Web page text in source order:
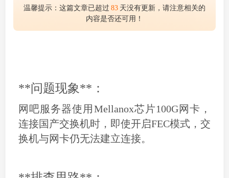
温馨提示：这篇文章已超过 83 天没有更新，请注意相关的
内容是否还可用！
**问题现象**：
网吧服务器使用Mellanox芯片100G网卡，
连接国产交换机时，即使开启FEC模式，交
换机与网卡仍无法建立连接。